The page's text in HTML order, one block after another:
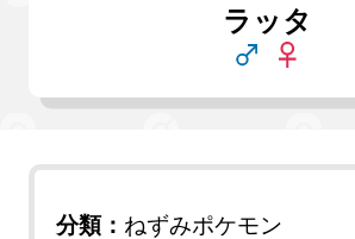
ラッタ
分類： ねずみポケモン